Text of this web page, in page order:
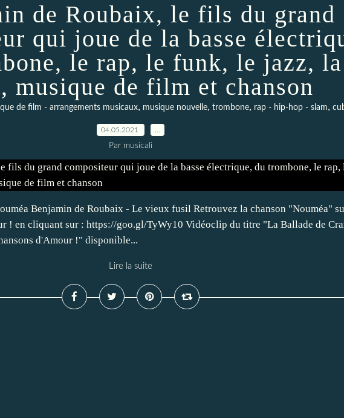
de Roubaix, le fils du grand
qui joue de la basse
le rap, le funk, le jazz, la
musique de film et chanson
de film - arrangements musicaux, musique nouvelle, trombone, rap - hip-hop - slam,
04.05.2021
Par musicali
Benjamin de Roubaix - Le vieux fusil Retrouvez la chanson "Nouméa"
! en cliquant sur : https://goo.gl/TyWy10 Vidéoclip du titre "La Ballade de
d'Amour !" disponible...
Lire la suite